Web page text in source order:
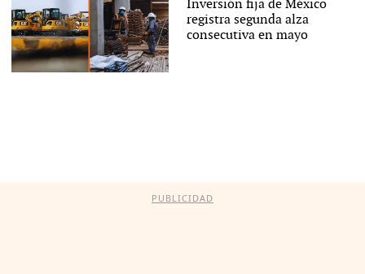
Inversión fija de México
registra segunda alza
consecutiva en mayo
PUBLICIDAD